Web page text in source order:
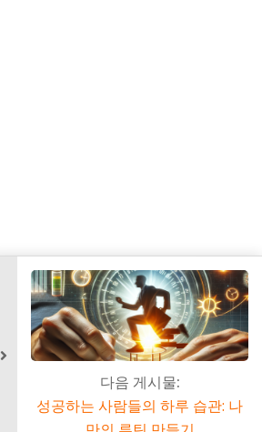
다음 게시물:
성공하는 사람들의 하루 습관: